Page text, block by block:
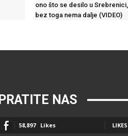
ono što se desilo u Srebrenici,
bez toga nema dalje (VIDEO)
PRATITE NAS
58,897 Likes LIKES